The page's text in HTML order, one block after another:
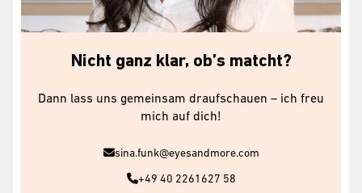
Nicht ganz klar, ob’s matcht?
Dann lass uns gemeinsam draufschauen – ich freu
mich auf dich!
sina.funk@eyesandmore.com
+49 40 2261627 58